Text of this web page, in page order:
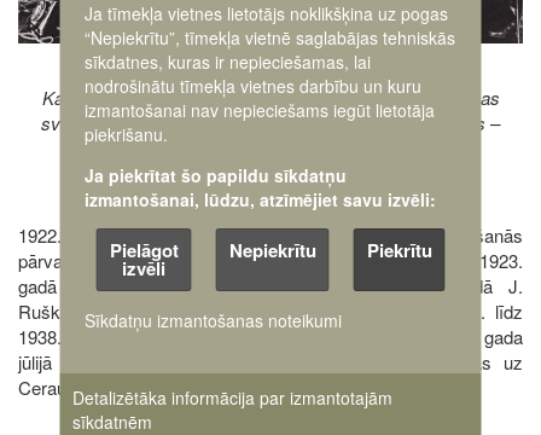
Kara ministra ģenerāļa Jāņa Baloža 55. dzimšanas dienas
svinības. 1936. gada 20. februāris. 1. rindā 5. no kreisās –
ģenerālis Jēkabs Ruškevics
1922. gada janvārī J. Ruškevicu iecēla par Bruņošanās
pārvaldes priekšnieku. Militāro izglītību viņš papildināja 1923.
gadā Francijā, pabeidzot sakaru kursus. 1925. gadā J.
Ruškevics saņēma ģenerāļa dienesta pakāpi. No 1933. līdz
1938. gadam J. Ruškevics vadīja Apgādes pārvaldi. 1938. gada
jūlijā J. Ruškevics atvaļinājās no dienesta un pārcēlās uz
Ceraukstes pagasta Pamūšām.
Ja tīmekļa vietnes lietotājs noklikšķina uz pogas
“Nepiekrītu”, tīmekļa vietnē saglabājas tehniskās
sīkdatnes, kuras ir nepieciešamas, lai
nodrošinātu tīmekļa vietnes darbību un kuru
izmantošanai nav nepieciešams iegūt lietotāja
piekrišanu.
Ja piekrītat šo papildu sīkdatņu
izmantošanai, lūdzu, atzīmējiet savu izvēli:
Pielāgot
izvēli
Nepiekrītu Piekrītu
Sīkdatņu izmantošanas noteikumi
Detalizētāka informācija par izmantotajām
sīkdatnēm